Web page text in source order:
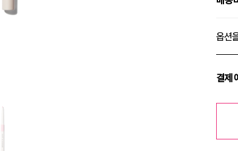
옵션
결제